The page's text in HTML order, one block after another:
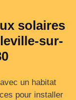
solaires
sur-
un habitat
pour installer